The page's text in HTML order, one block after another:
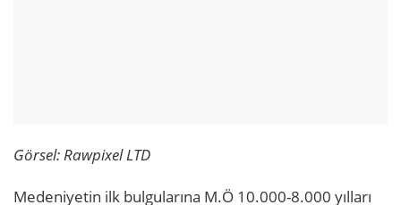
Görsel: Rawpixel LTD
Medeniyetin ilk bulgularına M.Ö 10.000-8.000 yılları